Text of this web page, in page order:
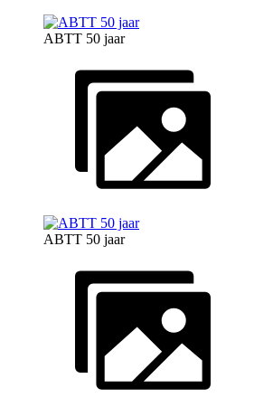
ABTT 50 jaar
ABTT 50 jaar